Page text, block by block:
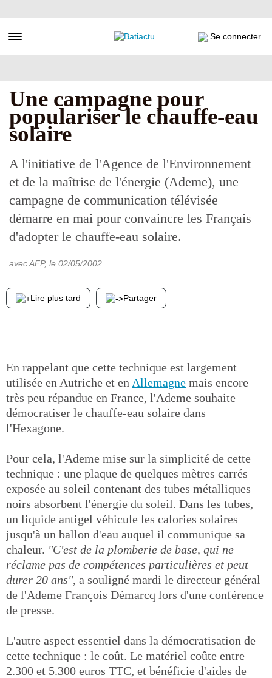
au
principal
Toggle navigation Se connecter
Une campagne pour
populariser le chauffe-eau
solaire
A l'initiative de l'Agence de l'Environnement
et de la maîtrise de l'énergie (Ademe), une
campagne de communication télévisée
démarre en mai pour convaincre les Français
d'adopter le chauffe-eau solaire.
avec AFP, le 02/05/2002
Lire plus tard Partager
En rappelant que cette technique est largement
utilisée en Autriche et en Allemagne mais encore
très peu répandue en France, l'Ademe souhaite
démocratiser le chauffe-eau solaire dans
l'Hexagone.
Pour cela, l'Ademe mise sur la simplicité de cette
technique : une plaque de quelques mètres carrés
exposée au soleil contenant des tubes métalliques
noirs absorbent l'énergie du soleil. Dans les tubes,
un liquide antigel véhicule les calories solaires
jusqu'à un ballon d'eau auquel il communique sa
chaleur. "C'est de la plomberie de base, qui ne
réclame pas de compétences particulières et peut
durer 20 ans", a souligné mardi le directeur général
de l'Ademe François Démarcq lors d'une conférence
de presse.
L'autre aspect essentiel dans la démocratisation de
cette technique : le coût. Le matériel coûte entre
2.300 et 5.300 euros TTC, et bénéficie d'aides de